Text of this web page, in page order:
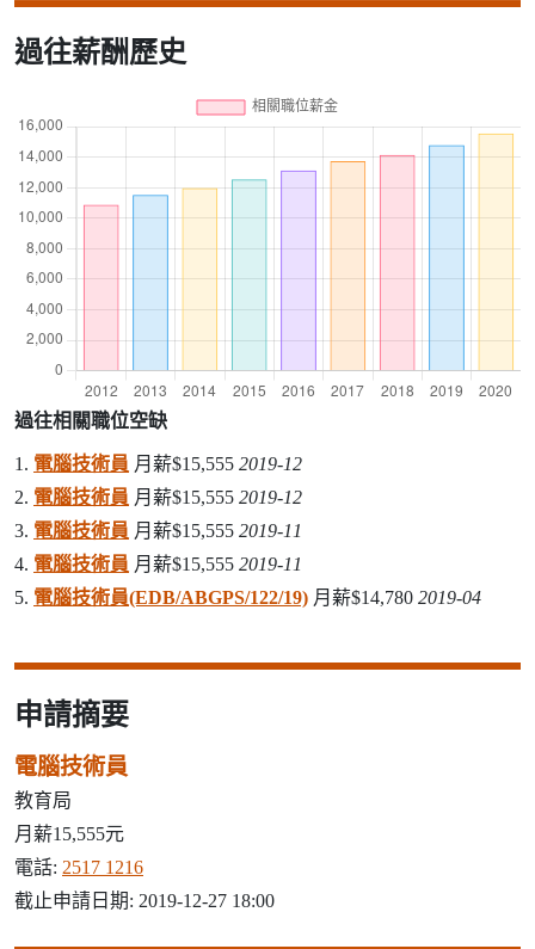
過往薪酬歷史
過往相關職位空缺
1. 電腦技術員 月薪$15,555 2019-12
2. 電腦技術員 月薪$15,555 2019-12
3. 電腦技術員 月薪$15,555 2019-11
4. 電腦技術員 月薪$15,555 2019-11
5. 電腦技術員(EDB/ABGPS/122/19) 月薪$14,780 2019-04
申請摘要
電腦技術員
教育局
月薪15,555元
電話: 2517 1216
截止申請日期: 2019-12-27 18:00